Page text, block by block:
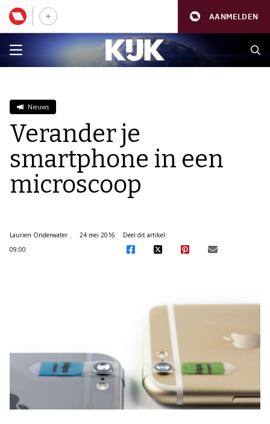
AANMELDEN
Nieuws
Verander je
smartphone in een
microscoop
Laurien Onderwater
24 mei 2016
09:00
Deel dit artikel: